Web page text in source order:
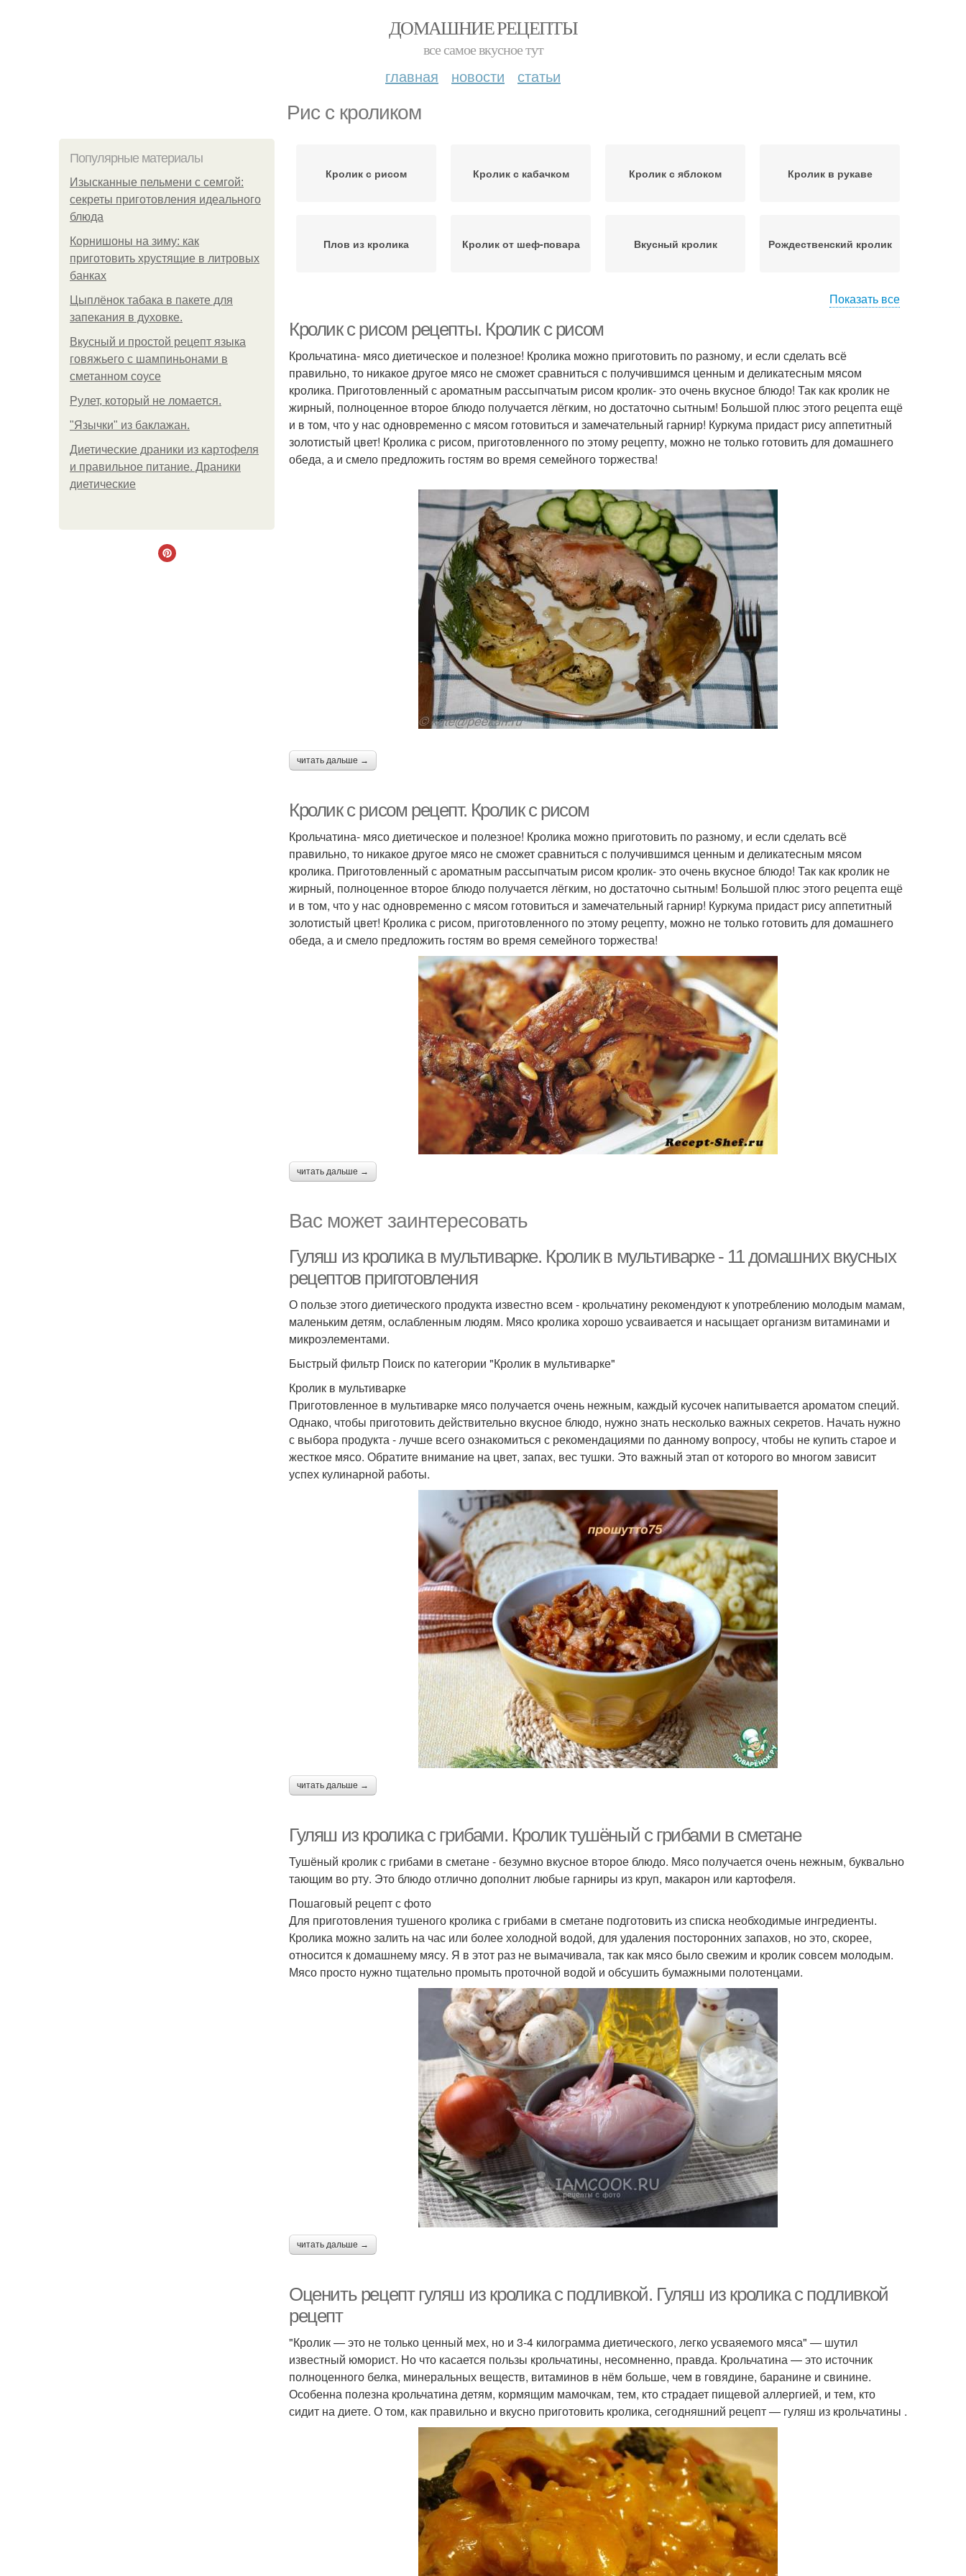
ДОМАШНИЕ РЕЦЕПТЫ
все самое вкусное тут
главная новости статьи
Рис с кроликом
Популярные материалы
Изысканные пельмени с семгой:
секреты приготовления идеального
блюда
Корнишоны на зиму: как
приготовить хрустящие в литровых
банках
Цыплёнок табака в пакете для
запекания в духовке.
Вкусный и простой рецепт языка
говяжьего с шампиньонами в
сметанном соусе
Рулет, который не ломается.
"Язычки" из баклажан.
Диетические драники из картофеля
и правильное питание. Драники
диетические
Кролик с рисом Кролик с кабачком Кролик с яблоком Кролик в рукаве
Плов из кролика Кролик от шеф-повара Вкусный кролик Рождественский кролик
Показать все
Кролик с рисом рецепты. Кролик с рисом
Крольчатина- мясо диетическое и полезное! Кролика можно приготовить по разному, и если сделать всё
правильно, то никакое другое мясо не сможет сравниться с получившимся ценным и деликатесным мясом
кролика. Приготовленный с ароматным рассыпчатым рисом кролик- это очень вкусное блюдо! Так как кролик не
жирный, полноценное второе блюдо получается лёгким, но достаточно сытным! Большой плюс этого рецепта ещё
и в том, что у нас одновременно с мясом готовиться и замечательный гарнир! Куркума придаст рису аппетитный
золотистый цвет! Кролика с рисом, приготовленного по этому рецепту, можно не только готовить для домашнего
обеда, а и смело предложить гостям во время семейного торжества!
читать дальше →
Кролик с рисом рецепт. Кролик с рисом
Крольчатина- мясо диетическое и полезное! Кролика можно приготовить по разному, и если сделать всё
правильно, то никакое другое мясо не сможет сравниться с получившимся ценным и деликатесным мясом
кролика. Приготовленный с ароматным рассыпчатым рисом кролик- это очень вкусное блюдо! Так как кролик не
жирный, полноценное второе блюдо получается лёгким, но достаточно сытным! Большой плюс этого рецепта ещё
и в том, что у нас одновременно с мясом готовиться и замечательный гарнир! Куркума придаст рису аппетитный
золотистый цвет! Кролика с рисом, приготовленного по этому рецепту, можно не только готовить для домашнего
обеда, а и смело предложить гостям во время семейного торжества!
читать дальше →
Вас может заинтересовать
Гуляш из кролика в мультиварке. Кролик в мультиварке - 11 домашних вкусных
рецептов приготовления
О пользе этого диетического продукта известно всем - крольчатину рекомендуют к употреблению молодым мамам,
маленьким детям, ослабленным людям. Мясо кролика хорошо усваивается и насыщает организм витаминами и
микроэлементами.
Быстрый фильтр Поиск по категории "Кролик в мультиварке"
Кролик в мультиварке
Приготовленное в мультиварке мясо получается очень нежным, каждый кусочек напитывается ароматом специй.
Однако, чтобы приготовить действительно вкусное блюдо, нужно знать несколько важных секретов. Начать нужно
с выбора продукта - лучше всего ознакомиться с рекомендациями по данному вопросу, чтобы не купить старое и
жесткое мясо. Обратите внимание на цвет, запах, вес тушки. Это важный этап от которого во многом зависит
успех кулинарной работы.
читать дальше →
Гуляш из кролика с грибами. Кролик тушёный с грибами в сметане
Тушёный кролик с грибами в сметане - безумно вкусное второе блюдо. Мясо получается очень нежным, буквально
тающим во рту. Это блюдо отлично дополнит любые гарниры из круп, макарон или картофеля.
Пошаговый рецепт с фото
Для приготовления тушеного кролика с грибами в сметане подготовить из списка необходимые ингредиенты.
Кролика можно залить на час или более холодной водой, для удаления посторонних запахов, но это, скорее,
относится к домашнему мясу. Я в этот раз не вымачивала, так как мясо было свежим и кролик совсем молодым.
Мясо просто нужно тщательно промыть проточной водой и обсушить бумажными полотенцами.
читать дальше →
Оценить рецепт гуляш из кролика с подливкой. Гуляш из кролика с подливкой
рецепт
"Кролик — это не только ценный мех, но и 3-4 килограмма диетического, легко усваяемого мяса" — шутил
известный юморист. Но что касается пользы крольчатины, несомненно, правда. Крольчатина — это источник
полноценного белка, минеральных веществ, витаминов в нём больше, чем в говядине, баранине и свинине.
Особенна полезна крольчатина детям, кормящим мамочкам, тем, кто страдает пищевой аллергией, и тем, кто
сидит на диете. О том, как правильно и вкусно приготовить кролика, сегодняшний рецепт — гуляш из крольчатины .